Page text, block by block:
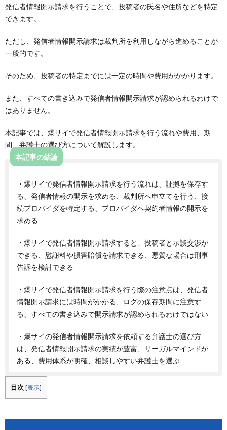
発信者情報開示請求を行うことで、投稿者の氏名や住所などを特定
できます。
ただし、発信者情報開示請求は裁判所を利用しながら進めることが
一般的です。
そのため、投稿者の特定までには一定の時間や費用がかかります。
また、すべての書き込みで発信者情報開示請求が認められるわけで
はありません。
本記事では、爆サイで発信者情報開示請求を行う流れや費用、期
間、弁護士の選び方について解説します。
本記事の結論
・爆サイで発信者情報開示請求を行う流れは、証拠を保存す
る、発信者情報の開示を求める、裁判所へ申立てを行う、接
続プロバイダを特定する、プロバイダへ契約者情報の開示を
求める
・爆サイで発信者情報開示請求すると、投稿者と示談交渉が
できる、慰謝料や損害賠償を請求できる、悪質な場合は刑事
告訴を検討できる
・爆サイで発信者情報開示請求を行う際の注意点は、発信者
情報開示請求には時間がかかる、ログの保存期間に注意す
る、すべての書き込みで開示請求が認められるわけではない
・爆サイの発信者情報開示請求を依頼する弁護士の選び方
は、発信者情報開示請求の実績が豊富、リーガルマインドが
ある、費用体系が明確、相談しやすい弁護士を選ぶ
目次 [表示]